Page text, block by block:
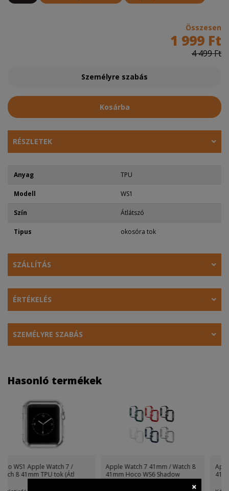
Összesen
1 999 Ft
4 499 Ft
Személyre szabás
Kosárba
RÉSZLETEK
Anyag TPU
Modell WS1
Szín Átlátszó
Tipus okosóra tok
SZÁLLÍTÁS
ÉRTÉKELÉS
SZEMÉLYRE SZABÁS
Hasonló termékek
Apple Watch 7 41mm / Watch 8
41mm Hoco WS6 Shadow
Apple Watch 7 41mm / Watch 8
41mm Hoco WS6 Shadow